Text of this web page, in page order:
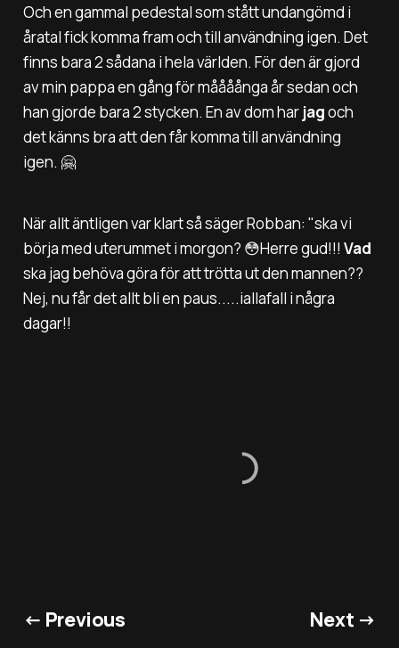
Och en gammal pedestal som stått undangömd i
åratal fick komma fram och till användning igen. Det
finns bara 2 sådana i hela världen. För den är gjord
av min pappa en gång för måååånga år sedan och
han gjorde bara 2 stycken. En av dom har jagoch
det känns bra att den får komma till användning
igen. 🤗
När allt äntligen var klart så säger Robban: "ska vi
börja med uterummet i morgon? 😳Herre gud!!! Vad
ska jag behöva göra för att trötta ut den mannen??
Nej, nu får det allt bli en paus.....iallafall i några
dagar!!
← Previous Next →